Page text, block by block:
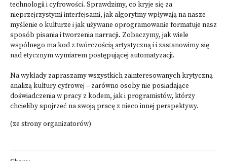
technologii i cyfrowości. Sprawdzimy, co kryje się za
nieprzejrzystymi interfejsami, jak algorytmy wpływają na nasze
myślenie o kulturze i jak używane oprogramowanie formatuje nasz
sposób pisania i tworzenia narracji. Zobaczymy, jak wiele
wspólnego ma kod z twórczością artystyczną i i zastanowimy się
nad etycznym wymiarem postępującej automatyzacji.
Na wykłady zapraszamy wszystkich zainteresowanych krytyczną
analizą kultury cyfrowej – zarówno osoby nie posiadające
doświadczenia w pracy z kodem, jak i programistów, którzy
chcieliby spojrzeć na swoją pracę z nieco innej perspektywy.
(ze strony organizatorów)